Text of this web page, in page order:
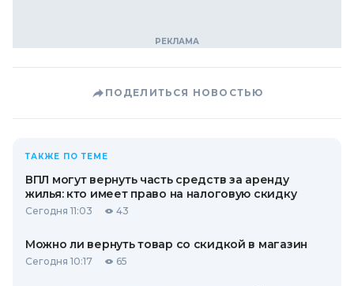
ПОДЕЛИТЬСЯ НОВОСТЬЮ
ТАКЖЕ ПО ТЕМЕ
ВПЛ могут вернуть часть средств за аренду
жилья: кто имеет право на налоговую скидку
Сегодня 11:03 43
Можно ли вернуть товар со скидкой в ​​магазин
Сегодня 10:17 65